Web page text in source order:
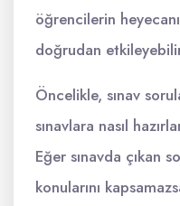
öğrencilerin
doğrudan
Öncelikle, sınav
sınavlara nasıl
Eğer sınavda çıkan
konularını